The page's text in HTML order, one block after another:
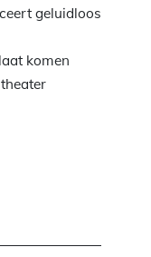
geluidloos
komen